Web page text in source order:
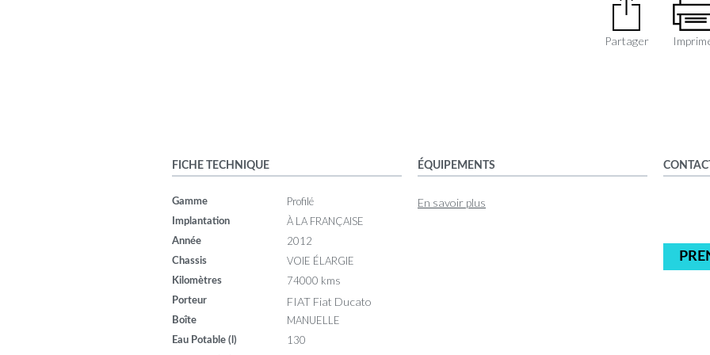
Partager
FICHE TECHNIQUE
Gamme Profilé
Implantation À LA FRANÇAISE
Année 2012
Chassis VOIE ÉLARGIE
Kilomètres 74000 kms
Porteur FIAT Fiat Ducato
Boîte MANUELLE
Eau Potable (l) 130
ÉQUIPEMENTS
En savoir plus